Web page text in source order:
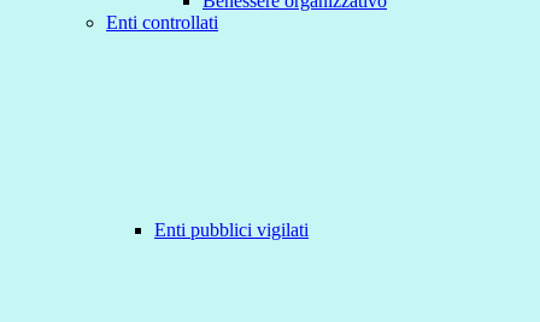
Enti controllati
Enti pubblici vigilati